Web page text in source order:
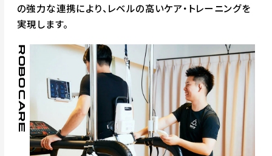
の強力な連携により、レベルの高いケア・トレーニングを
実現します。
ROBOCARE